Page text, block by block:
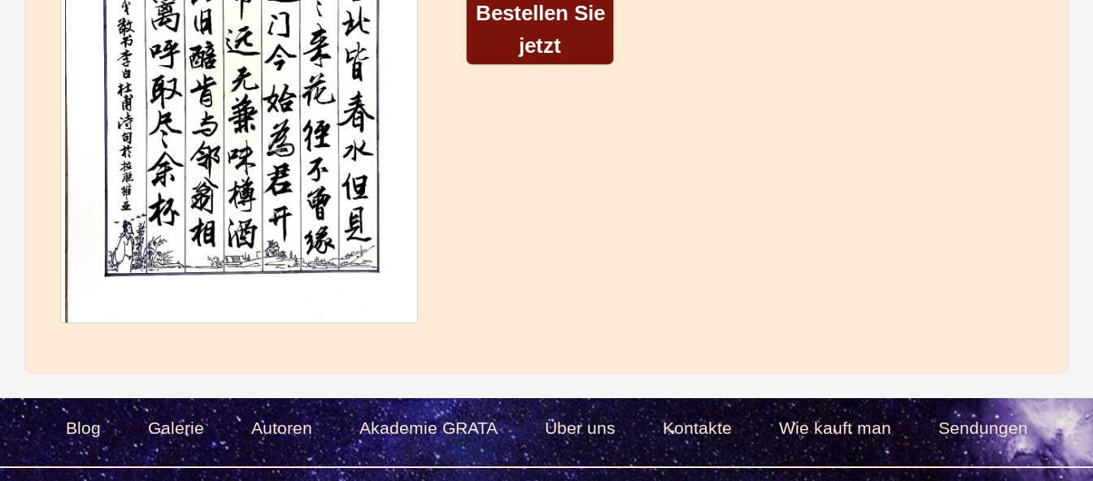
Bestellen Sie
jetzt
Blog Galerie Autoren Akademie GRATA Über uns Kontakte Wie kauft man Sendungen